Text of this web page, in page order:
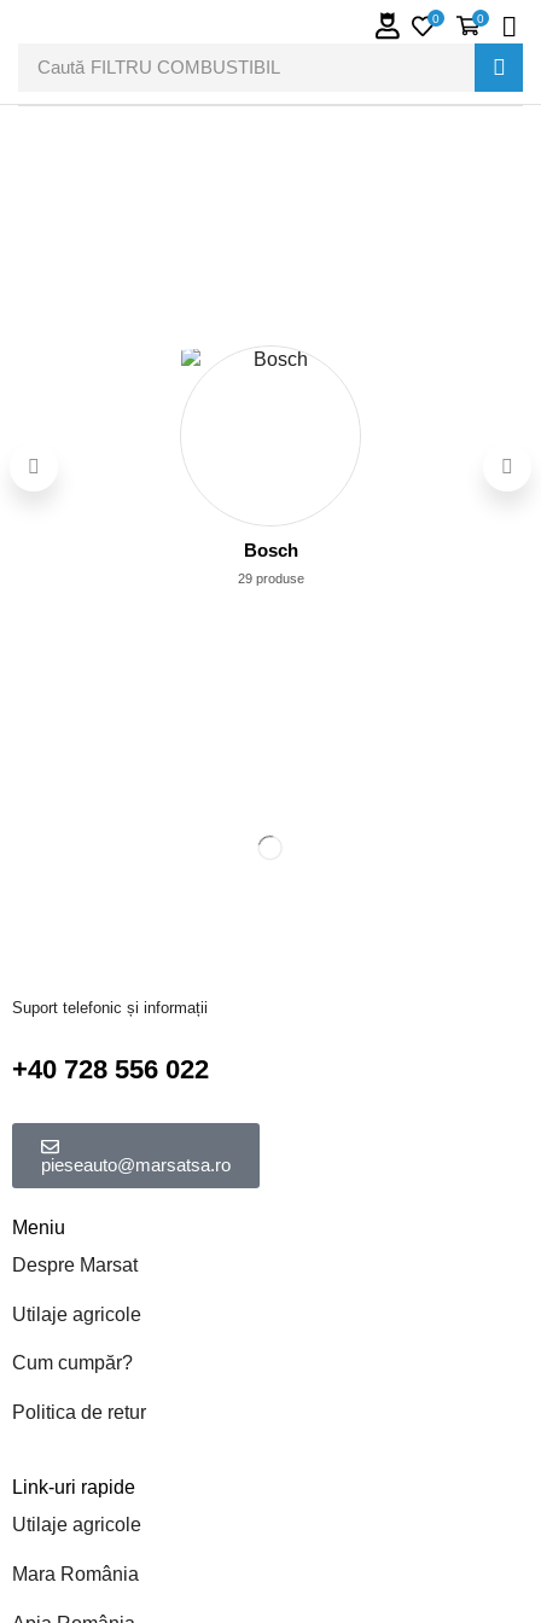
Caută FILTRU COMBUSTIBIL
0 0
Bosch
29 produse
Suport telefonic și informații
+40 728 556 022
pieseauto@marsatsa.ro
Meniu
Despre Marsat
Utilaje agricole
Cum cumpăr?
Politica de retur
Link-uri rapide
Utilaje agricole
Mara România